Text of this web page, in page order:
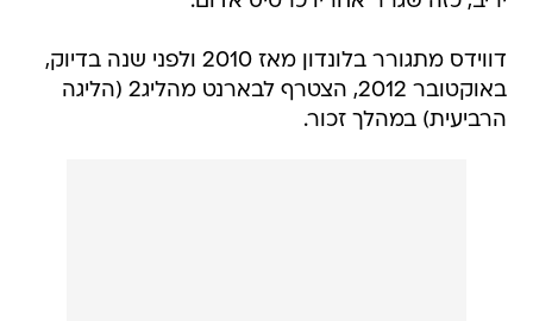
דווידס מתגורר בלונדון מאז 2010 ולפני שנה בדיוק,
באוקטובר 2012, הצטרף לבארנט מהליג2 (הליגה
הרביעית) במהלך זכור.